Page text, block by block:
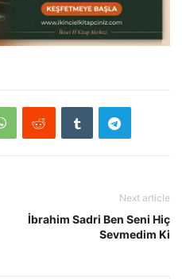
Next article
İbrahim Sadri Ben Seni Hiç
Sevmedim Ki